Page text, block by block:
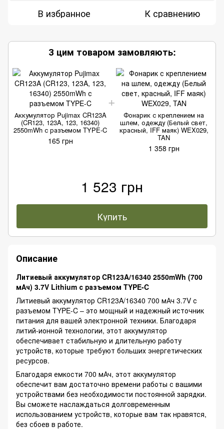
В избранное К сравнению
З цим товаром замовляють:
Аккумулятор Pujimax CR123A
(CR123, 123A, 123, 16340)
2550mWh с разъемом TYPE-C
165 грн
Фонарик с креплением на
шлем, одежду (Белый свет,
красный, IFF маяк) WEX029,
TAN
1 358 грн
1 523 грн
Купить
Описание
Литиевый аккумулятор CR123A/16340 2550mWh (700
мАч) 3.7V Lithium с разъемом TYPE-C
Литиевый аккумулятор CR123A/16340 700 мАч 3.7V с
разъемом TYPE-C – это мощный и надежный источник
питания для вашей электронной техники. Благодаря
литий-ионной технологии, этот аккумулятор
обеспечивает стабильную и длительную работу
устройств, которые требуют больших энергетических
ресурсов.
Благодаря емкости 700 мАч, этот аккумулятор
обеспечит вам достаточно времени работы с вашими
устройствами без необходимости постоянной зарядки.
Вы сможете наслаждаться долговременным
использованием устройств, которые вам так нравятся,
без сбоев в работе.